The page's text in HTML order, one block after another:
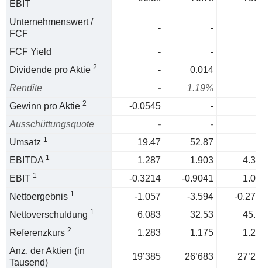
EBIT
Unternehmenswert /
FCF
- -
FCF Yield -
-
Dividende pro Aktie 2 -
0.014
Rendite
-
1.19%
Gewinn pro Aktie 2 -0.0545
-
Ausschüttungsquote
-
-
Umsatz 1 19.47 52.87
EBITDA 1 1.287 1.903
EBIT 1 -0.3214 -0.9041
Nettoergebnis 1 -1.057 -3.594
-
Nettoverschuldung 1 6.083 32.53
Referenzkurs 2 1.283 1.175
Anz. der Aktien (in
Tausend)
19’385 26’683